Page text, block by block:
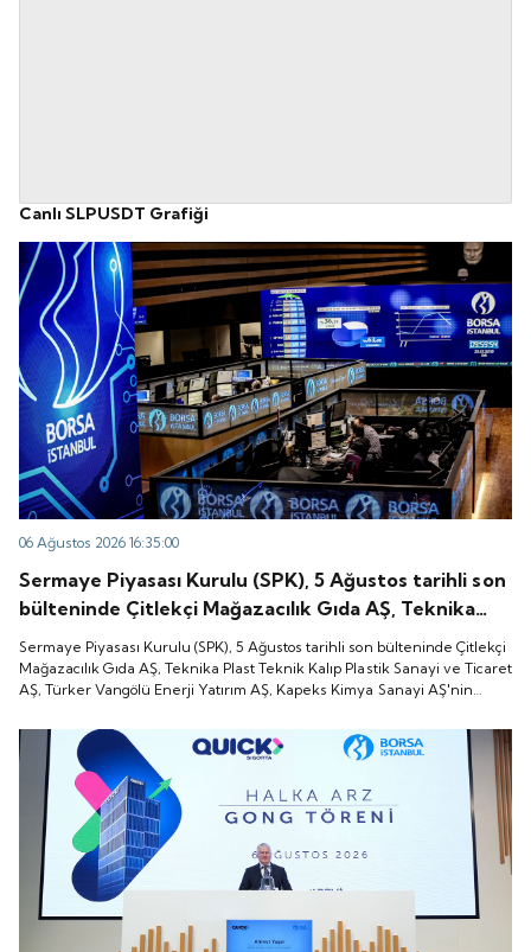
Canlı SLPUSDT Grafiği
06 Ağustos 2026 16:35:00
Sermaye Piyasası Kurulu (SPK), 5 Ağustos tarihli son
bülteninde Çitlekçi Mağazacılık Gıda AŞ, Teknika
Plast Teknik Kalıp Plastik Sanayi ve Ticaret AŞ,
Türker Vangölü Enerji Yatırım AŞ, Kapeks Kimya
Sanayi AŞ'nin halka arzlarına onay verdiği duyurdu.
Sermaye Piyasası Kurulu (SPK), 5 Ağustos tarihli son bülteninde Çitlekçi
Mağazacılık Gıda AŞ, Teknika Plast Teknik Kalıp Plastik Sanayi ve Ticaret
AŞ, Türker Vangölü Enerji Yatırım AŞ, Kapeks Kimya Sanayi AŞ'nin